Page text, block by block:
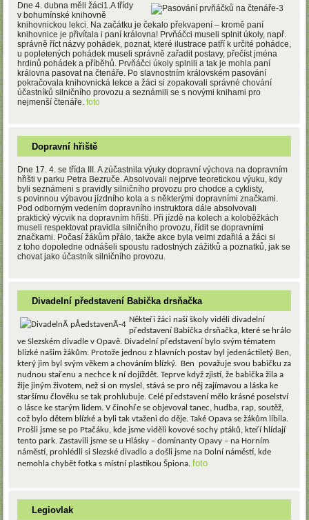
Dne 4. dubna měli žáci1.A třídy
v bohumínské knihovně
knihovnickou lekci. Na začátku je čekalo překvapení – kromě paní
knihovnice je přivítala i paní královna! Prvňáčci museli splnit úkoly, např.
správně říct názvy pohádek, poznat, které ilustrace patří k určité pohádce,
u popletených pohádek museli správně zařadit postavy, přečíst jména
hrdinů pohádek a příběhů. Prvňáčci úkoly splnili a tak je mohla paní
královna pasovat na čtenáře. Po slavnostním královském pasování
pokračovala knihovnická lekce a žáci si zopakovali správné chování
účastníků silničního provozu a seznámili se s novými knihami pro
nejmenší čtenáře.foto
Dopravní hřiště
Dne 17. 4. se třída III. A zúčastnila výuky dopravní výchova na dopravním
hřišti v parku Petra Bezruče. Absolvovali nejprve teoretickou výuku, kdy
byli seznámeni s pravidly silničního provozu pro chodce a cyklisty,
s povinnou výbavou jízdního kola a s některými dopravními značkami.
Pod odborným vedením dopravního instruktora dále absolvovali
praktický výcvik na dopravním hřišti. Při jízdě na kolech a koloběžkách
museli respektovat pravidla silničního provozu, řídit se dopravními
značkami. Počasí žákům přálo, takže akce byla velmi zdařilá a žáci si
z toho dopoledne odnášeli spoustu radostných zážitků a poznatků, jak se
chovat jako účastník silničního provozu.
Divadelní představení Babička drsňačka
Někteří žáci naší školy viděli divadelní
představení Babička drsňačka, které se hrálo
ve Slezském divadle v Opavě. Divadelní představení bylo svým tématem
blízké našim žákům. Protože jednou z hlavních postav byl jedenáctiletý Ben,
který jim byl svým věkem a chováním blízký.
Ben
považuje svou babičku za
nudnou stařenu a nechce k ní dojíždět. Teprve když zjistí, že babička žila a
žije jiným životem, než si on myslel, stává se pro něj zajímavou a láska ke
staršímu člověku se tak prohlubuje. Celé představení mělo krásné poselství
o lásce ke starým lidem. V činohře se objevoval tanec, hudba, rap, soutěž,
což bylo dětem blízké a byli tak vtaženi do děje. Také Opava se žákům líbila.
Prošli jsme se po Ptačáku, kde jsme viděli kovové sochy ptáků, kteří hlídají
tento park. Zastavili jsme se u Hlásky – dominanty Opavy – na Horním
náměstí, prohlédli si Slezské divadlo a došli jsme na Dolní náměstí, kde
nemohla chybět fotka s místní plastikou Špiona.foto
Legiovlak